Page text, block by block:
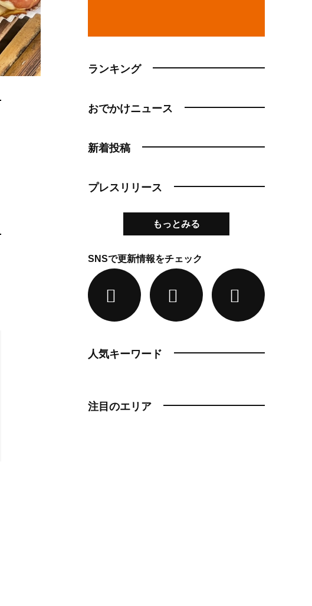
ランキング
おでかけニュース
新着投稿
プレスリリース
もっとみる
SNSで更新情報をチェック
人気キーワード
注目のエリア